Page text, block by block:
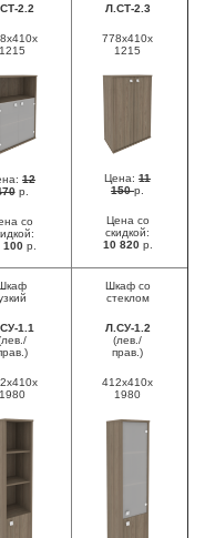
2.2
1215
12
р.
со
100 р.
Л.СТ-2.3
778x410x
1215
Цена: 11
150р.
Цена со
скидкой:
10 820 р.
1.1
1980
Шкаф со
стеклом
Л.СУ-1.2
(лев./
прав.)
412x410x
1980